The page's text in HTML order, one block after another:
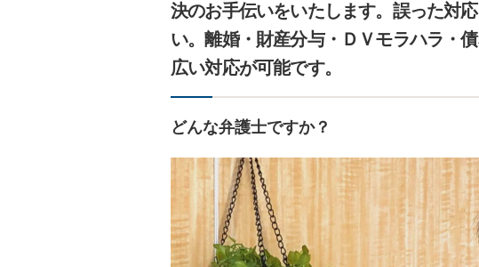
決のお手伝いをいたします。誤った対
い。離婚・財産分与・ＤＶモラハラ・
広い対応が可能です。
どんな弁護士ですか？